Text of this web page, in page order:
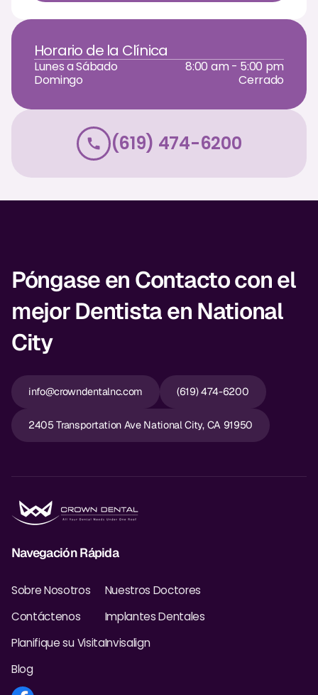
Dr. Jared Gibbons
Dr. Hassan Haidar
Dr. Christian Bastien
Dr. Allen Newman
Dr. Marco Casco
Horario de la Clínica
Lunes a Sábado
8:00 am - 5:00 pm
Domingo
Cerrado
(619) 474-6200
Póngase en Contacto con el
mejor Dentista en National
City
info@crowndentalnc.com (619) 474-6200
2405 Transportation Ave National City, CA 91950
Navegación Rápida
Sobre Nosotros
Contáctenos
Planifique su Visita
Blog
Nuestros Doctores
Implantes Dentales
Invisalign